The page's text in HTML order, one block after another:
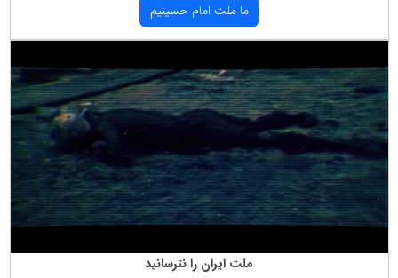
ما ملت امام حسینیم
ملت ایران را نترسانید